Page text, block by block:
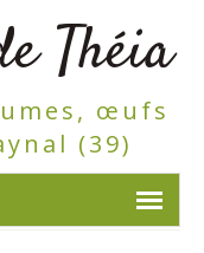
Théia
œufs
(39)